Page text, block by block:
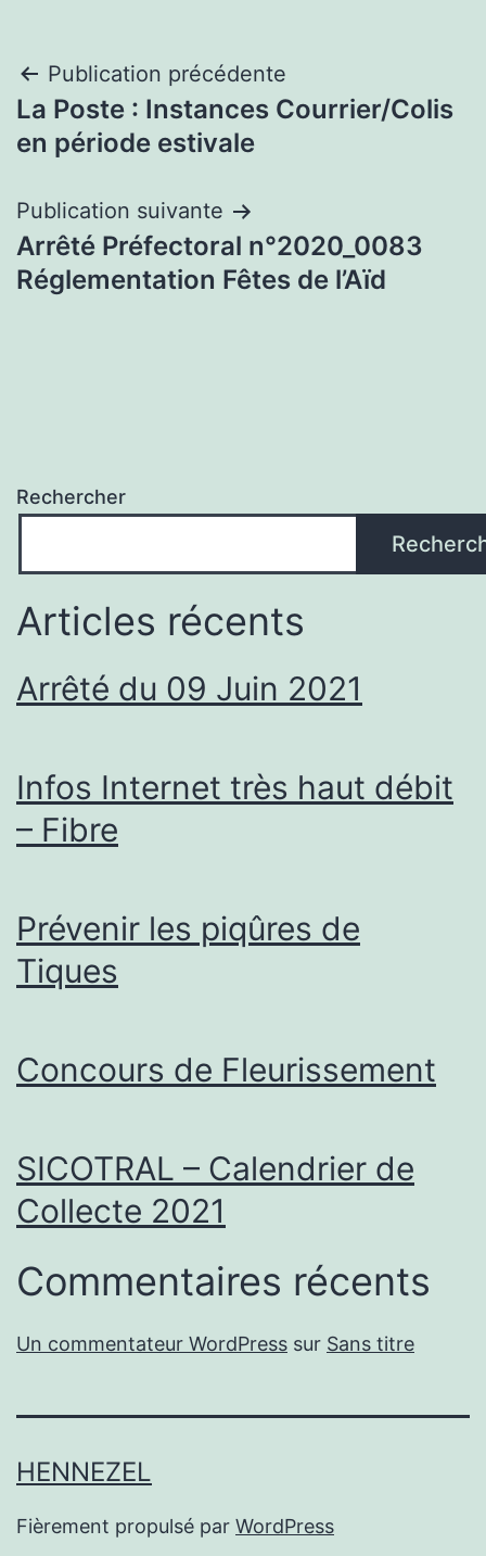
Navigation
de
Publication précédente
La Poste : Instances Courrier/Colis
en période estivale
Publication suivante
Arrêté Préfectoral n°2020_0083
Réglementation Fêtes de l’Aïd
Rechercher
Articles récents
Arrêté du 09 Juin 2021
Infos Internet très haut débit
– Fibre
Prévenir les piqûres de
Tiques
Concours de Fleurissement
SICOTRAL – Calendrier de
Collecte 2021
Commentaires récents
Un commentateur WordPress sur Sans titre
HENNEZEL
Fièrement propulsé par WordPress